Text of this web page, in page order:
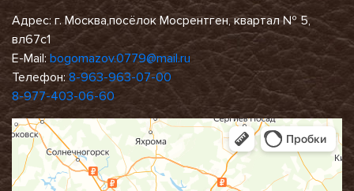
Адрес: г. Москва,посёлок Мосрентген, квартал № 5,
вл67с1
E-Mail: bogomazov.0779@mail.ru
Телефон:8-963-963-07-00
8-977-403-06-60